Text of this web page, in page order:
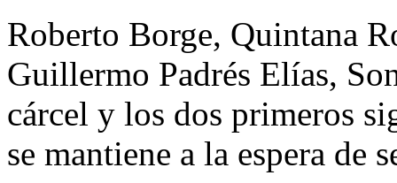
Roberto Borge, Quintana
Guillermo Padrés Elías,
cárcel y los dos primeros
se mantiene a la espera de